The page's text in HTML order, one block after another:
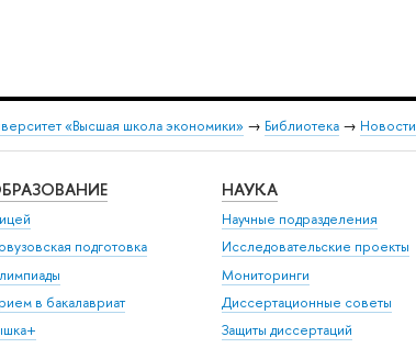
«Высшая школа экономики» → Библиотека → Новости
подготовка
в бакалавриат
НАУКА
Научные подразделения
Исследовательские проекты
Мониторинги
Диссертационные советы
Защиты диссертаций